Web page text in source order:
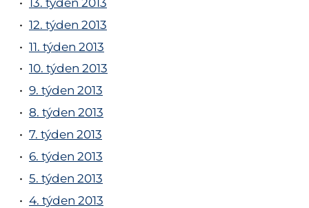
12. týden 2013
11. týden 2013
10. týden 2013
9. týden 2013
8. týden 2013
7. týden 2013
6. týden 2013
5. týden 2013
4. týden 2013